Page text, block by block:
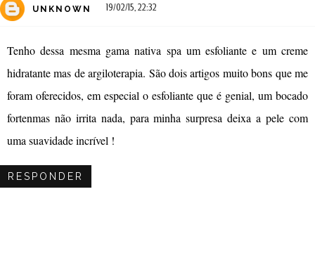
UNKNOWN 19/02/15, 22:32
Tenho dessa mesma gama nativa spa um esfoliante e um creme
hidratante mas de argiloterapia. São dois artigos muito bons que me
foram oferecidos, em especial o esfoliante que é genial, um bocado
fortenmas não irrita nada, para minha surpresa deixa a pele com
uma suavidade incrível !
RESPONDER